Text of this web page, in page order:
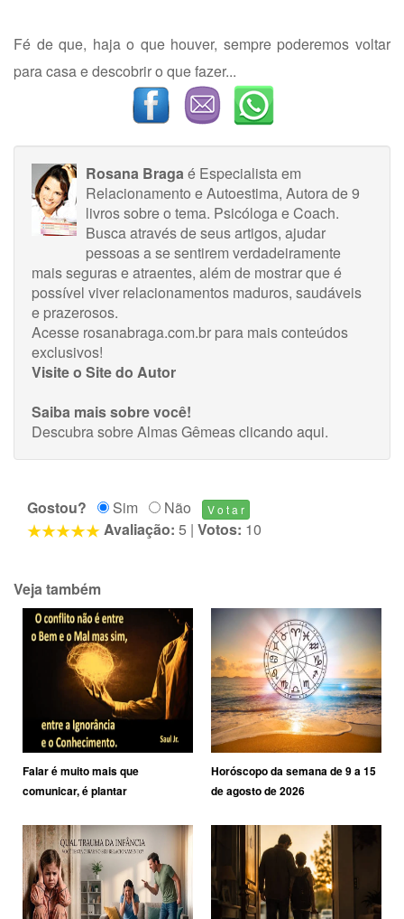
Fé de que, haja o que houver, sempre poderemos voltar
para casa e descobrir o que fazer...
Rosana Bragaé Especialista em
Relacionamento e Autoestima, Autora de 9
livros sobre o tema. Psicóloga e Coach.
Busca através de seus artigos, ajudar
pessoas a se sentirem verdadeiramente
mais seguras e atraentes, além de mostrar que é
possível viver relacionamentos maduros, saudáveis
e prazerosos.
Acesse rosanabraga.com.br para mais conteúdos
exclusivos!
Visite o Site do Autor
Saiba mais sobre você!
Descubra sobre Almas Gêmeasclicando aqui.
Gostou? Sim
Não
Avaliação: 5 | Votos: 10
Veja também
Falar é muito mais que
comunicar, é plantar
Horóscopo da semana de 9 a 15
de agosto de 2026